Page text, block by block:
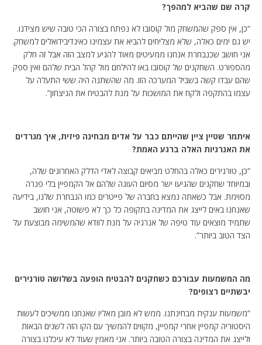
קרה שם שהביא למהפך?
“כן, אין ספק שהמשחק מול קוסובו לא נפתח בצורה הכי טובה שיש מצידנו.
יש גם ימים כאלה, שלא מצליחים להביא את עצמינו כאינדיבידואלים למשחק.
אני חושב שכנבחרת אנחנו ממעיטים מאוד להגיע למצב הזה אבל זה חלק
מהספורט. השחקנים של קוסובו באו להילחם מול קהל הבית שלהם ואין ספק
שהם עבדו קשה בשביל המערכה הזו. מה שהשתנה היה ששי התעלה על
עצמו בהתקפה ולקח את המושכות על מנת להבטיח את הניצחון”.
איתמר שטיין ציין שהייתם כבר על אדים מבחינה פיזית, איך מגרדים
את האנרגיות האלה ברגע האמת?
“כן, טורנירים כאלה בהחלט מביאים קבוצה לאדי הדלק האחרונים שלה,
ובמיוחד שחקנים שהגיעו ישר מסיום העונה שלהם אל הקמפיין בלי פגרה
מסוימת. אבל כשאתה נמצא בחברה של פייטרים כמו הנבחרת שלנו, בידיעה
שאנחנו באים לייצג את המדינה בתקופה כל כך לא פשוטה, אני חושב
שתמיד מוצאים עוד טיפה של אנרגיה על מנת לוודא שהמשימה מבוצעת על
הצד הטוב ביותר”.
מה המשמעות עבורכם כשחקנים להבטיח הופעה בשלושה טורנירים
יבשתיים רצופים?
“משמעות ענקית מבחינתנו. ממש לא מובן מאליו שאנחנו ממשיכים לעשות
היסטוריה קמפיין אחרי קמפיין, מקווים להמשיך עם הקו הזה לשנים הבאות
ולייצג את המדינה בצורה הטובה ביותר. אני מאמין שעוד לא עיכלנו בצורה